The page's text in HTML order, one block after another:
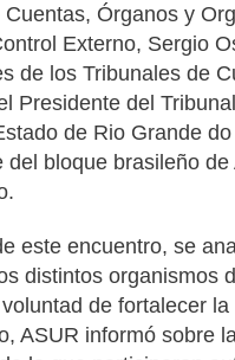
Órganos y
Externo, Sergio
de los Tribunales de
Presidente del
de Rio Grande
del bloque brasileño de
este encuentro, se
distintos organismos
de fortalecer la
ASUR informó sobre